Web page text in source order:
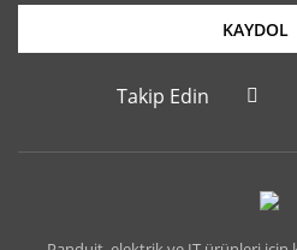
KAYDOL
Takip Edin